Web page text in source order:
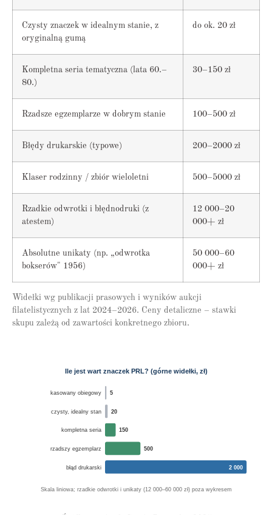
Czysty znaczek w idealnym stanie, z
oryginalną gumą
do ok. 20 zł
Kompletna seria tematyczna (lata 60.–
80.)
30–150 zł
Rzadsze egzemplarze w dobrym stanie 100–500 zł
Błędy drukarskie (typowe) 200–2000 zł
Klaser rodzinny / zbiór wieloletni 500–5000 zł
Rzadkie odwrotki i błędnodruki (z
atestem)
12 000–20
000+ zł
Absolutne unikaty (np. „odwrotka
bokserów" 1956)
50 000–60
000+ zł
Widełki wg publikacji prasowych i wyników aukcji
filatelistycznych z lat 2024–2026. Ceny detaliczne – stawki
skupu zależą od zawartości konkretnego zbioru.
Ile jest wart znaczek PRL? (górne widełki, zł)
kasowany obiegowy 5
czysty, idealny stan 20
kompletna seria 150
rzadszy egzemplarz 500
błąd drukarski 2 000
Skala liniowa; rzadkie odwrotki i unikaty (12 000–60 000 zł) poza wykresem